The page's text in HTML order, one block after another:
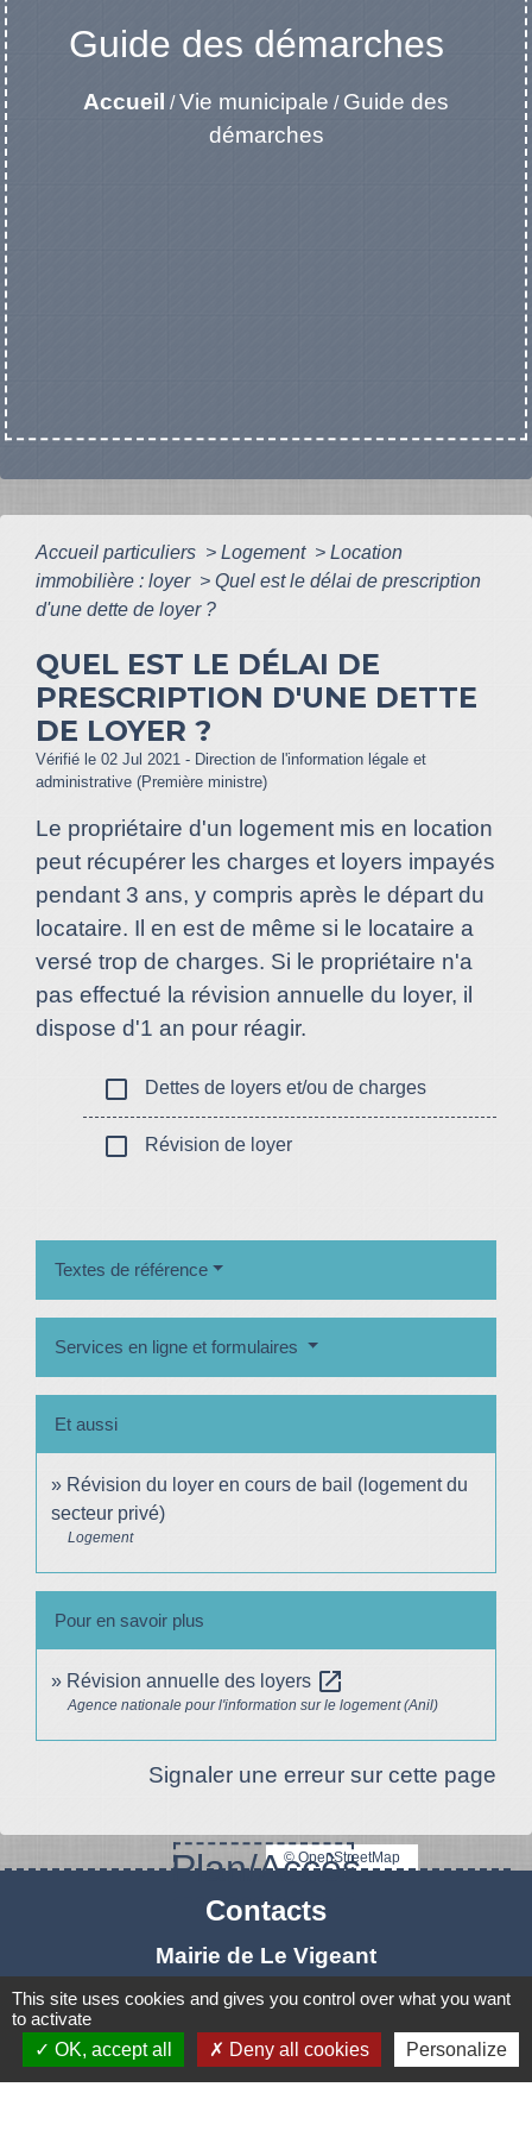
Guide des démarches
Accueil /Vie municipale / Guide des
démarches
Accueil particuliers > Logement > Location
immobilière : loyer > Quel est le délai de prescription
d'une dette de loyer ?
QUEL EST LE DÉLAI DE
PRESCRIPTION D'UNE DETTE
DE LOYER ?
Vérifié le 02 Jul 2021 - Direction de l'information légale et
administrative (Première ministre)
Le propriétaire d'un logement mis en location
peut récupérer les charges et loyers impayés
pendant 3 ans, y compris après le départ du
locataire. Il en est de même si le locataire a
versé trop de charges. Si le propriétaire n'a
pas effectué la révision annuelle du loyer, il
dispose d'1 an pour réagir.
check_box_outline_blank Dettes de loyers et/ou de charges
check_box_outline_blank Révision de loyer
Textes de référence
Services en ligne et formulaires
Et aussi
Révision du loyer en cours de bail (logement du
secteur privé)
Logement
Pour en savoir plus
Révision annuelle des loyers open_in_new
Agence nationale pour l'information sur le logement (Anil)
Signaler une erreur sur cette page
Plan/Accès
© OpenStreetMap
Contacts
Mairie de Le Vigeant
7, place Saint-Georges
+33 5 49 48 76 55
This site uses cookies and gives you control over what you want
to activate
OK, accept all
Deny all cookies Personalize